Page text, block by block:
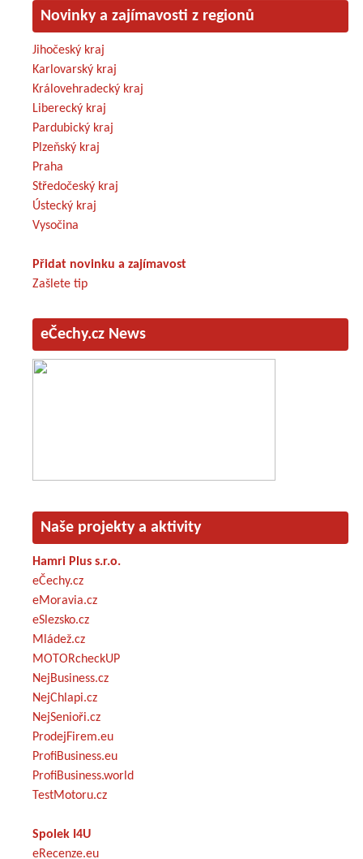
Novinky a zajímavosti z regionů
Jihočeský kraj
Karlovarský kraj
Královehradecký kraj
Liberecký kraj
Pardubický kraj
Plzeňský kraj
Praha
Středočeský kraj
Ústecký kraj
Vysočina
Přidat novinku a zajímavost
Zašlete tip
eČechy.cz News
Naše projekty a aktivity
Hamri Plus s.r.o.
eČechy.cz
eMoravia.cz
eSlezsko.cz
Mládež.cz
MOTORcheckUP
NejBusiness.cz
NejChlapi.cz
NejSenioři.cz
ProdejFirem.eu
ProfiBusiness.eu
ProfiBusiness.world
TestMotoru.cz
Spolek I4U
eRecenze.eu